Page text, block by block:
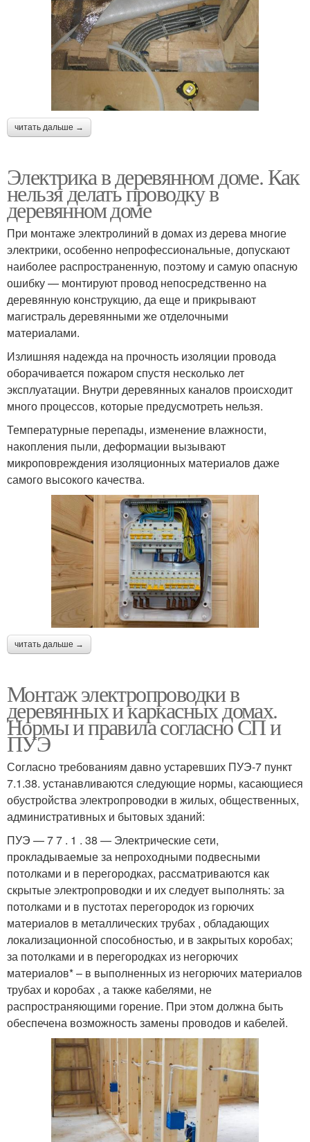
читать дальше →
Электрика в деревянном доме. Как
нельзя делать проводку в
деревянном доме
При монтаже электролиний в домах из дерева многие
электрики, особенно непрофессиональные, допускают
наиболее распространенную, поэтому и самую опасную
ошибку — монтируют провод непосредственно на
деревянную конструкцию, да еще и прикрывают
магистраль деревянными же отделочными
материалами.
Излишняя надежда на прочность изоляции провода
оборачивается пожаром спустя несколько лет
эксплуатации. Внутри деревянных каналов происходит
много процессов, которые предусмотреть нельзя.
Температурные перепады, изменение влажности,
накопления пыли, деформации вызывают
микроповреждения изоляционных материалов даже
самого высокого качества.
читать дальше →
Монтаж электропроводки в
деревянных и каркасных домах.
Нормы и правила согласно СП и
ПУЭ
Согласно требованиям давно устаревших ПУЭ-7 пункт
7.1.38. устанавливаются следующие нормы, касающиеся
обустройства электропроводки в жилых, общественных,
административных и бытовых зданий:
ПУЭ — 7 7 . 1 . 38 — Электрические сети,
прокладываемые за непроходными подвесными
потолками и в перегородках, рассматриваются как
скрытые электропроводки и их следует выполнять: за
потолками и в пустотах перегородок из горючих
материалов в металлических трубах , обладающих
локализационной способностью, и в закрытых коробах;
за потолками и в перегородках из негорючих
материалов* – в выполненных из негорючих материалов
трубах и коробах , а также кабелями, не
распространяющими горение. При этом должна быть
обеспечена возможность замены проводов и кабелей.